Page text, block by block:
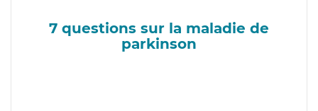
7 questions sur la maladie de
parkinson